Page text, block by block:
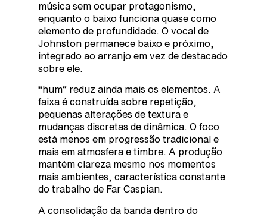
música sem ocupar protagonismo,
enquanto o baixo funciona quase como
elemento de profundidade. O vocal de
Johnston permanece baixo e próximo,
integrado ao arranjo em vez de destacado
sobre ele.
“hum” reduz ainda mais os elementos. A
faixa é construída sobre repetição,
pequenas alterações de textura e
mudanças discretas de dinâmica. O foco
está menos em progressão tradicional e
mais em atmosfera e timbre. A produção
mantém clareza mesmo nos momentos
mais ambientes, característica constante
do trabalho de Far Caspian.
A consolidação da banda dentro do